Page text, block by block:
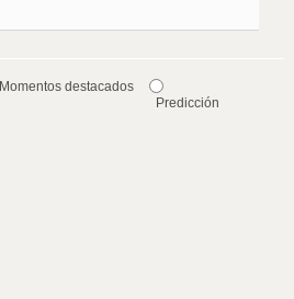
Momentos destacados
Predicción